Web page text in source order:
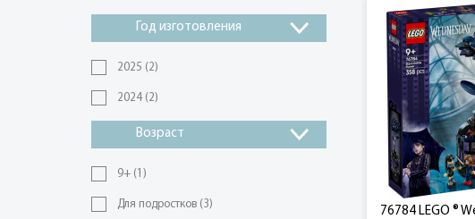
Год изготовления
2025 (2)
2024 (2)
Возраст
9+ (1)
Для подростков (3)
76784 LEGO ®